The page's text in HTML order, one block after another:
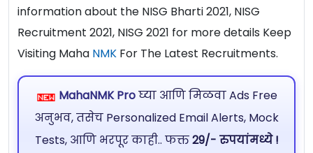
information about the NISG Bharti 2021, NISG
Recruitment 2021, NISG 2021 for more details Keep
Visiting Maha NMK For The Latest Recruitments.
MahaNMK Proघ्या आणि मिळवा Ads Free
अनुभव, तसेच Personalized Email Alerts, Mock
Tests, आणि भरपूर काही.. फक्त29/- रुपयांमध्ये !